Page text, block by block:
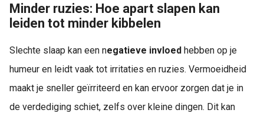
Minder ruzies: Hoe apart slapen kan
leiden tot minder kibbelen
Slechte slaap kan een negatieve invloed hebben op je
humeur en leidt vaak tot irritaties en ruzies. Vermoeidheid
maakt je sneller geïrriteerd en kan ervoor zorgen dat je in
de verdediging schiet, zelfs over kleine dingen. Dit kan